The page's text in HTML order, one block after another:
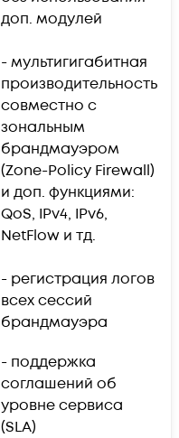
доп. модулей
- мультигигабитная
производительность
совместно с
зональным
брандмауэром
(Zone-Policy Firewall)
и доп. функциями:
QoS, IPv4, IPv6,
NetFlow и тд.
- регистрация логов
всех сессий
брандмауэра
- поддержка
соглашений об
уровне сервиса
(SLA)